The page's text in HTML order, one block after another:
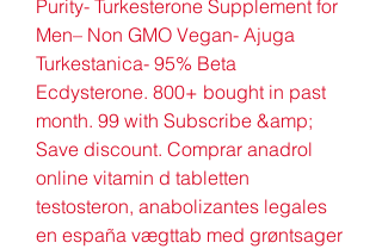
Purity- Turkesterone Supplement for
Men– Non GMO Vegan- Ajuga
Turkestanica- 95% Beta
Ecdysterone. 800+ bought in past
month. 99 with Subscribe &amp;
Save discount. Comprar anadrol
online vitamin d tabletten
testosteron, anabolizantes legales
en españa vægttab med grøntsager